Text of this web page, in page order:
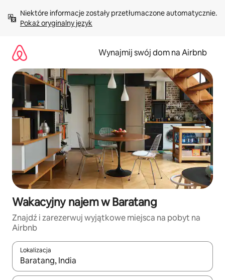
treści Pokaż oryginalny język
Wynajmij swój dom na Airbnb
Wakacyjny najem w Baratang
Znajdź i zarezerwuj wyjątkowe miejsca na pobyt na
Airbnb
Lokalizacja
Gdy wyniki będą dostępne, możesz poruszać się po nich za